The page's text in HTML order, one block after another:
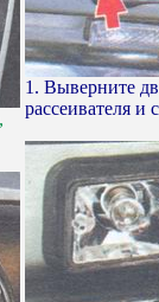
1. Выверните
рассеивателя и